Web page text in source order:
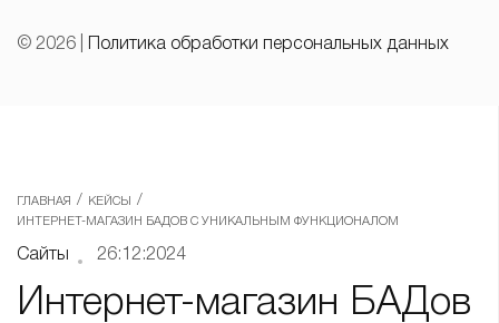
© 2026 | Политика обработки персональных данных
ГЛАВНАЯ / КЕЙСЫ /
ИНТЕРНЕТ-МАГАЗИН БАДОВ С УНИКАЛЬНЫМ ФУНКЦИОНАЛОМ
Сайты 26:12:2024
Интернет-магазин БАДов